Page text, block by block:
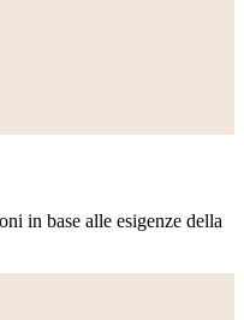
in base alle esigenze della